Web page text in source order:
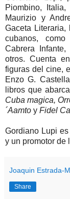
Piombino,
Maurizio y
Gaceta
cubanos,
Cabrera
otros. Cuenta
figuras del cine,
Enzo G.
libros que
Cuba magica,
´Aamto y Fidel
Gordiano Lupi
y un promotor de
Joaquin Estrada-
Share